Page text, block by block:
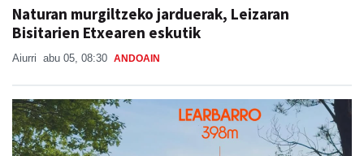
Naturan murgiltzeko jarduerak, Leizaran
Bisitarien Etxearen eskutik
Aiurri abu 05, 08:30 ANDOAIN